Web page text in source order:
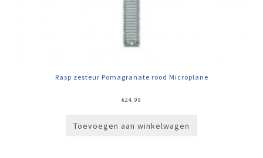
Rasp zesteur Pomagranate rood Microplane
€24,99
Toevoegen aan winkelwagen